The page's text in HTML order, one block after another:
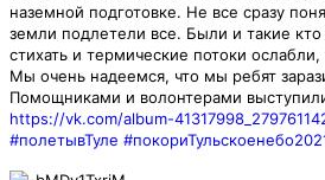
наземной подготовке. Не все сразу
земли подлетели все. Были и такие
стихать и термические потоки
Мы очень надеемся, что мы ребят
Помощниками и волонтерами
https://vk.com/album-
#полетывТуле